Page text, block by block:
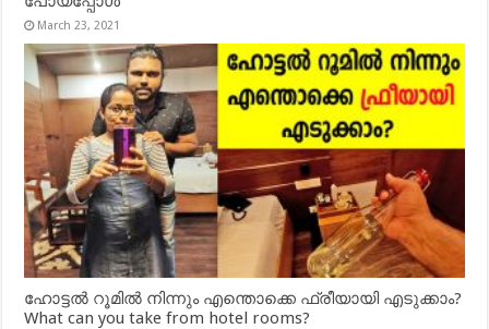
March 23, 2021
ഹോട്ടൽ റൂമിൽ നിന്നും എന്തൊക്കെ ഫ്രീയായി എടുക്കാം?
What can you take from hotel rooms?